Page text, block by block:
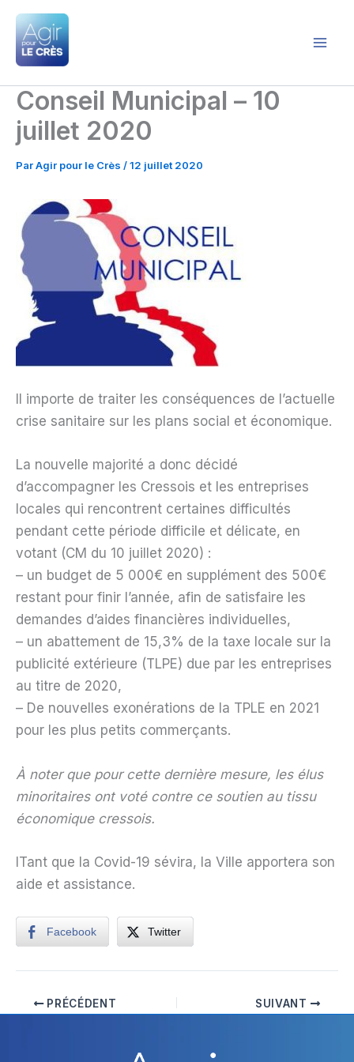
Aller
contenu
Conseil Municipal – 10
juillet 2020
ParAgir pour le Crès /12 juillet 2020
Il importe de traiter les conséquences de l’actuelle
crise sanitaire sur les plans social et économique.
La nouvelle majorité a donc décidé
d’accompagner les Cressois et les entreprises
locales qui rencontrent certaines difficultés
pendant cette période difficile et délicate, en
votant (CM du 10 juillet 2020) :
– un budget de 5 000€ en supplément des 500€
restant pour finir l’année, afin de satisfaire les
demandes d’aides financières individuelles,
– un abattement de 15,3% de la taxe locale sur la
publicité extérieure (TLPE) due par les entreprises
au titre de 2020,
– De nouvelles exonérations de la TPLE en 2021
pour les plus petits commerçants.
À noter que pour cette dernière mesure, les élus
minoritaires ont voté contre ce soutien au tissu
économique cressois.
lTant que la Covid-19 sévira, la Ville apportera son
aide et assistance.
Facebook Twitter
PRÉCÉDENT SUIVANT